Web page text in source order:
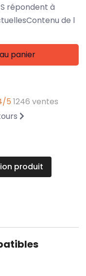
répondent à
de l
panier
5 1246 ventes
produit